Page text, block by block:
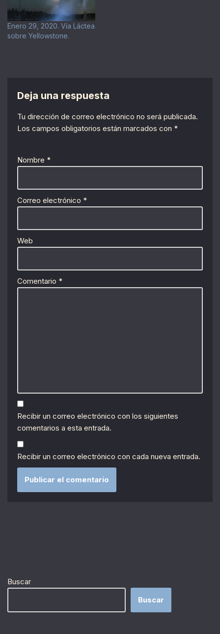
Enero 29, 2020. Vía Láctea
sobre Yellowstone.
Deja una respuesta
Tu dirección de correo electrónico no será publicada.
Los campos obligatorios están marcados con *
Nombre *
Correo electrónico *
Web
Comentario *
Recibir un correo electrónico con los siguientes
comentarios a esta entrada.
Recibir un correo electrónico con cada nueva entrada.
Buscar
Buscar